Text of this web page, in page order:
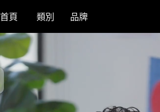
首頁 類別 品牌